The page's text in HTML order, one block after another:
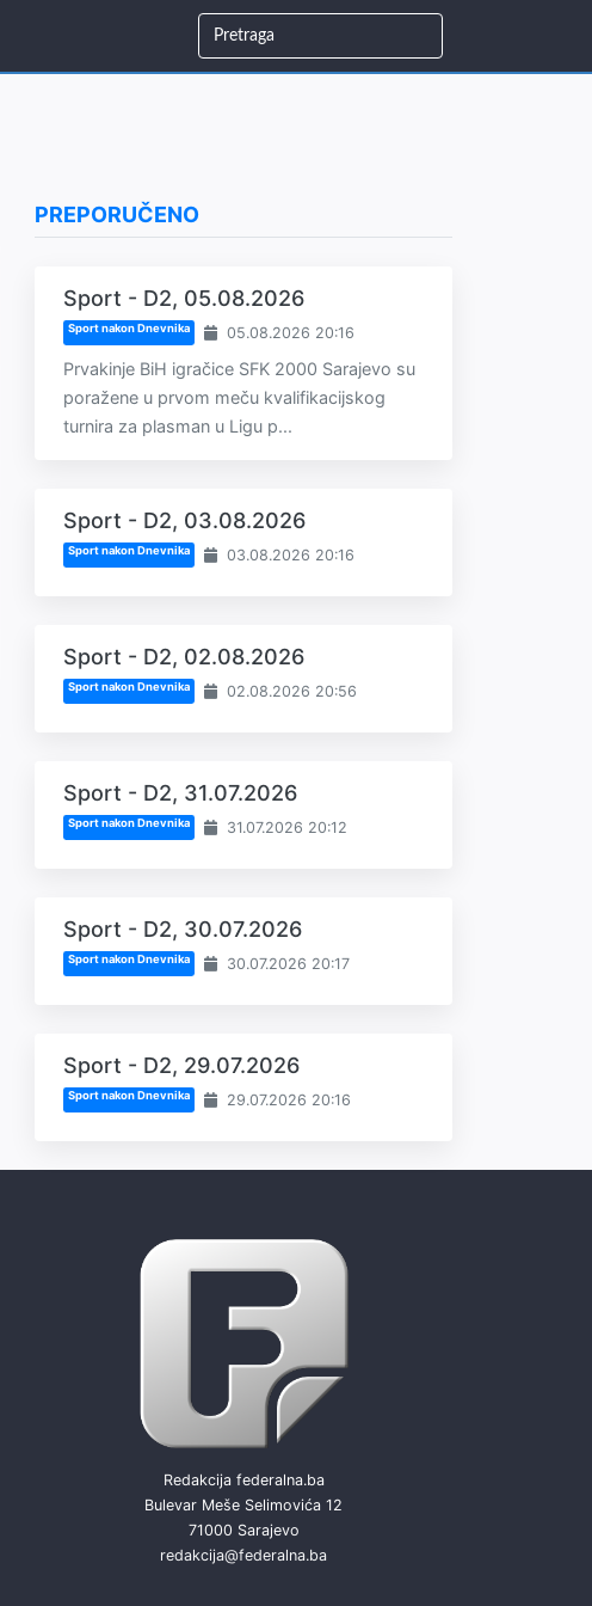
PREPORUČENO
Sport - D2, 05.08.2026
Sport nakon Dnevnika 05.08.2026 20:16
Prvakinje BiH igračice SFK 2000 Sarajevo su
poražene u prvom meču kvalifikacijskog
turnira za plasman u Ligu p...
Sport - D2, 03.08.2026
Sport nakon Dnevnika 03.08.2026 20:16
Sport - D2, 02.08.2026
Sport nakon Dnevnika 02.08.2026 20:56
Sport - D2, 31.07.2026
Sport nakon Dnevnika 31.07.2026 20:12
Sport - D2, 30.07.2026
Sport nakon Dnevnika 30.07.2026 20:17
Sport - D2, 29.07.2026
Sport nakon Dnevnika 29.07.2026 20:16
Redakcija federalna.ba
Bulevar Meše Selimovića 12
71000 Sarajevo
redakcija@federalna.ba